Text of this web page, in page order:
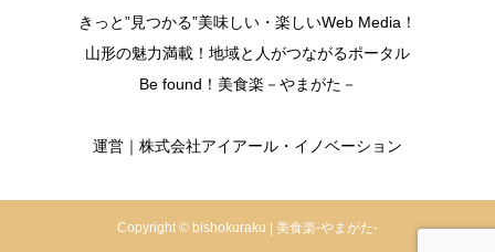
きっと”見つかる”美味しい・楽しいWeb Media！
山形の魅力満載！地域と人がつながるポータル
Be found！美食楽－やまがた－
運営｜株式会社アイアール・イノベーション
Copyright © bishokuraku | 美食楽-やまがた-